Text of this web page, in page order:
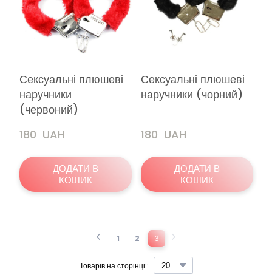
Сексуальні плюшеві
наручники
(червоний)
180  UAH
ДОДАТИ В
КОШИК
Сексуальні плюшеві
наручники (чорний)
180  UAH
ДОДАТИ В
КОШИК
Товарів на сторінці::
1 2 3